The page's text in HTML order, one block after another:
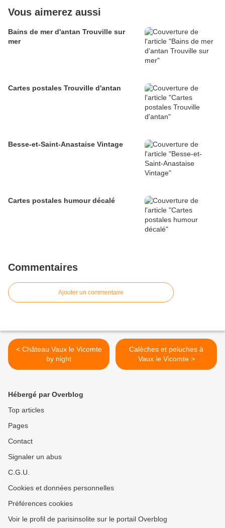
Vous aimerez aussi
Bains de mer d'antan Trouville sur
mer
Cartes postales Trouville d'antan
Besse-et-Saint-Anastaise Vintage
Cartes postales humour décalé
Commentaires
Ajouter un commentaire
< Château Vaux le Vicomte
by night
Calèches et peluches à
Vaux le Vicomte >
Hébergé par Overblog
Top articles
Pages
Contact
Signaler un abus
C.G.U.
Cookies et données personnelles
Préférences cookies
Voir le profil de parisinsolite sur le portail Overblog